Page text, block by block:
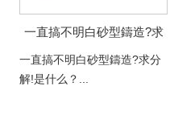
一直搞不明白砂型鑄造?求
分解!是什么？
一直搞不明白砂型鑄造?求分
解!是什么？...